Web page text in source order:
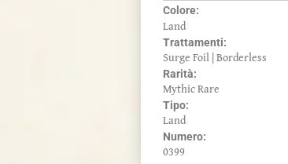
Colore:
Land
Trattamenti:
Surge Foil | Borderless
Rarità:
Mythic Rare
Tipo:
Land
Numero:
0399